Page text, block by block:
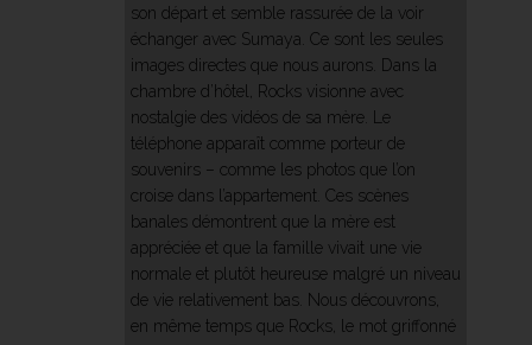
son départ et semble rassurée de la voir
échanger avec Sumaya. Ce sont les seules
images directes que nous aurons. Dans la
chambre d’hôtel, Rocks visionne avec
nostalgie des vidéos de sa mère. Le
téléphone apparaît comme porteur de
souvenirs – comme les photos que l’on
croise dans l’appartement. Ces scènes
banales démontrent que la mère est
appréciée et que la famille vivait une vie
normale et plutôt heureuse malgré un niveau
de vie relativement bas. Nous découvrons,
en même temps que Rocks, le mot griffonné